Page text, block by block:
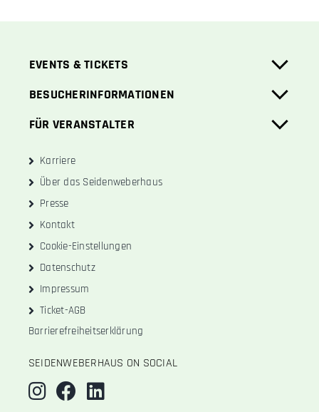
EVENTS & TICKETS
BESUCHERINFORMATIONEN
FÜR VERANSTALTER
Karriere
Über das Seidenweberhaus
Presse
Kontakt
Cookie-Einstellungen
Datenschutz
Impressum
Ticket-AGB
Barrierefreiheitserklärung
SEIDENWEBERHAUS ON SOCIAL